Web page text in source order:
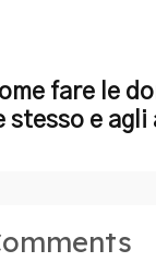
fare le
stesso e